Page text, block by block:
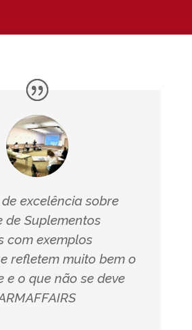
de excelência sobre
de Suplementos
com exemplos
refletem muito bem o
e o que não se deve